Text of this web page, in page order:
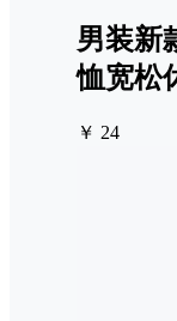
男装新
恤宽松
￥ 24